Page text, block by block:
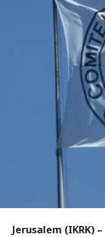
Jerusalem (IKRK) –